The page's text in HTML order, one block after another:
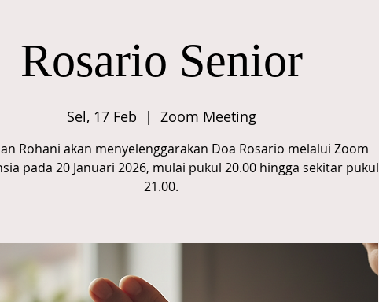
Rosario Senior
Sel, 17 Feb
  |
Zoom Meeting
Rohani akan menyelenggarakan Doa Rosario melalui Zoom
pada 20 Januari 2026, mulai pukul 20.00 hingga sekitar pukul
21.00.